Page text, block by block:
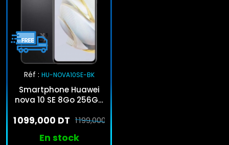
Réf : HU-NOVA10SE-BK
Smartphone Huawei
nova 10 SE 8Go 256Go
1 199,000 DT
1 099,000 DT
En stock